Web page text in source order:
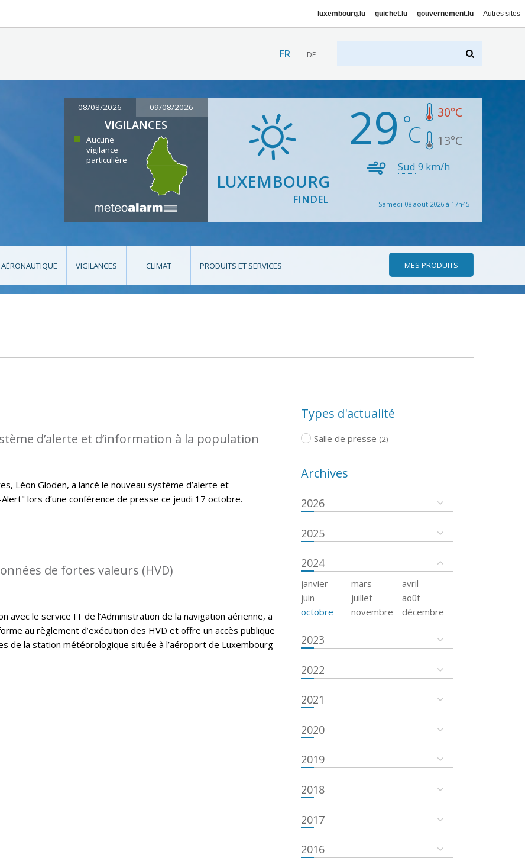
luxembourg.lu guichet.lu gouvernement.lu Autres sites
FR DE
08/08/2026 09/08/2026
VIGILANCES
Aucune
vigilance
particulière
LUXEMBOURG
FINDEL
29 30°C
13°C
Sud 9 km/h
Samedi 08 août 2026 à 17h45
VIGILANCES CLIMAT PRODUITS ET SERVICES MES PRODUITS
d’alerte et d’information à la population
Léon Gloden, a lancé le nouveau système d’alerte et
lors d’une conférence de presse ce jeudi 17 octobre.
de fortes valeurs (HVD)
avec le service IT de l’Administration de la navigation aérienne, a
au règlement d’exécution des HVD et offre un accès publique
de la station météorologique située à l’aéroport de Luxembourg-
Types d'actualité
Salle de presse (2)
Archives
2026
2025
2024
janvier mars
avril
juin
juillet
août
octobre
novembre décembre
2023
2022
2021
2020
2019
2018
2017
2016